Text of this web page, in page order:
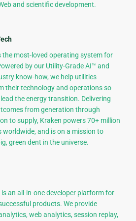
and scientific development.
the most-loved operating system for
by our Utility-Grade AI™ and
know-how, we help utilities
their technology and operations so
the energy transition. Delivering
from generation through
to supply, Kraken powers 70+ million
worldwide, and is on a mission to
green dent in the universe.
an all-in-one developer platform for
products. We provide
web analytics, session replay,